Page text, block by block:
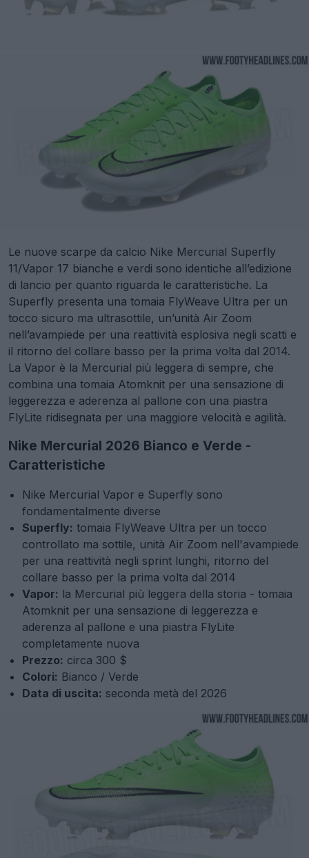
Le nuove scarpe da calcio Nike Mercurial Superfly
11/Vapor 17 bianche e verdi sono identiche all’edizione
di lancio per quanto riguarda le caratteristiche. La
Superfly presenta una tomaia FlyWeave Ultra per un
tocco sicuro ma ultrasottile, un’unità Air Zoom
nell’avampiede per una reattività esplosiva negli scatti e
il ritorno del collare basso per la prima volta dal 2014.
La Vapor è la Mercurial più leggera di sempre, che
combina una tomaia Atomknit per una sensazione di
leggerezza e aderenza al pallone con una piastra
FlyLite ridisegnata per una maggiore velocità e agilità.
Nike Mercurial 2026 Bianco e Verde -
Caratteristiche
Nike Mercurial Vapor e Superfly sono
fondamentalmente diverse
Superfly: tomaia FlyWeave Ultra per un tocco
controllato ma sottile, unità Air Zoom nell'avampiede
per una reattività negli sprint lunghi, ritorno del
collare basso per la prima volta dal 2014
Vapor: la Mercurial più leggera della storia - tomaia
Atomknit per una sensazione di leggerezza e
aderenza al pallone e una piastra FlyLite
completamente nuova
Prezzo: circa 300 $
Colori: Bianco / Verde
Data di uscita: seconda metà del 2026